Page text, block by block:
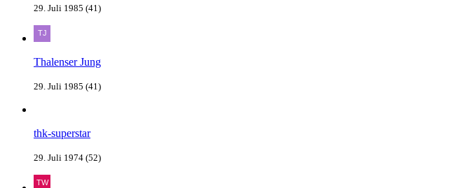
29. Juli 1985 (41)
Thalenser Jung
29. Juli 1985 (41)
thk-superstar
29. Juli 1974 (52)